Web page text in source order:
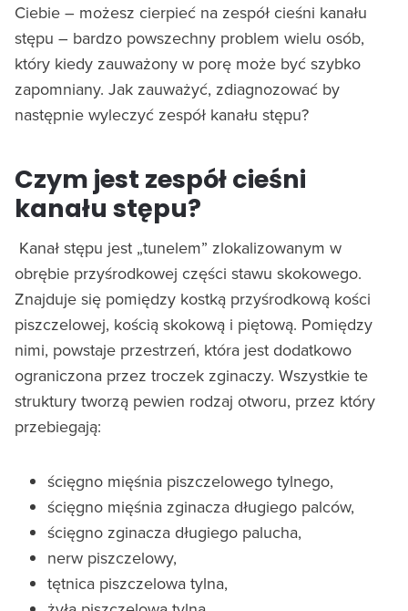
Ciebie – możesz cierpieć na zespół cieśni kanału
stępu – bardzo powszechny problem wielu osób,
który kiedy zauważony w porę może być szybko
zapomniany. Jak zauważyć, zdiagnozować by
następnie wyleczyć zespół kanału stępu?
Czym jest zespół cieśni
kanału stępu?
Kanał stępu jest „tunelem” zlokalizowanym w
obrębie przyśrodkowej części stawu skokowego.
Znajduje się pomiędzy kostką przyśrodkową kości
piszczelowej, kością skokową i piętową. Pomiędzy
nimi, powstaje przestrzeń, która jest dodatkowo
ograniczona przez troczek zginaczy. Wszystkie te
struktury tworzą pewien rodzaj otworu, przez który
przebiegają:
ścięgno mięśnia piszczelowego tylnego,
ścięgno mięśnia zginacza długiego palców,
ścięgno zginacza długiego palucha,
nerw piszczelowy,
tętnica piszczelowa tylna,